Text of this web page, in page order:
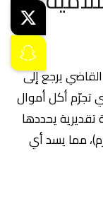
يرجع إلى
تجرّم أكل أموال
تقديرية يحددها
مما يسد أي